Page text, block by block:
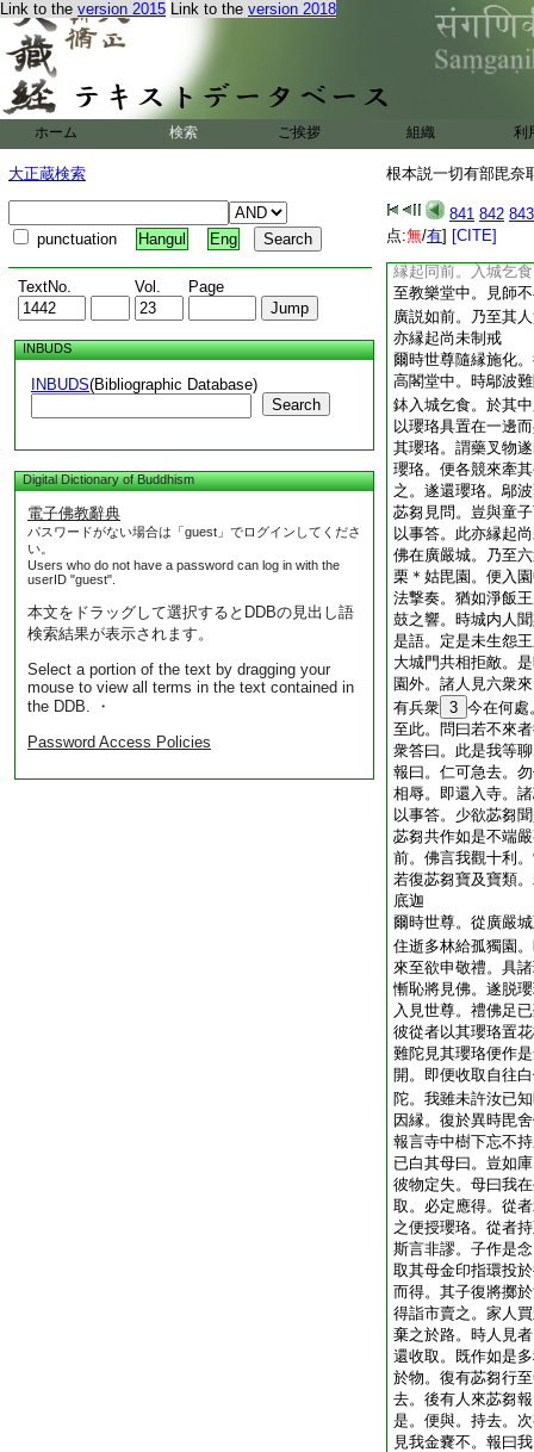
Link to the version 2015 Link to the version 2018
ホーム 検索 ご挨拶 組織 利
大正蔵検索
punctuation Hangul Eng
TextNo. Vol. Page
INBUDS
INBUDS(Bibliographic Database)
Search
Digital Dictionary of Buddhism
電子佛教辭典
パスワードがない場合は「guest」でログインしてくださ
い。
Users who do not have a password can log in with the
userID "guest".
本文をドラッグして選択するとDDBの見出し語
検索結果が表示されます。
Select a portion of the text by dragging your
mouse to view all terms in the text contained in
the DDB. ・
Password Access Policies
根本説一切有部毘奈
841 842 843
点:無/有] [CITE]
致恭敬。問曰汝等
我廢生業欲學技能
問其故。諸人具以
覓鄔波難陀。見已
波難陀報言。癡人
活命無束脩禮。其
勿致責。自今已去
之具。所得之物送
懷而住。親友見問
聞已便生譏議。沙
他教射之人遂至貧
縁起同前。入城乞
至教樂堂中。見師
廣説如前。乃至其
亦縁起尚未制戒
爾時世尊隨縁施化
高閣堂中。時鄔波
鉢入城乞食。於其
以瓔珞具置在一邊
其瓔珞。謂藥叉物
瓔珞。便各競來牽
之。遂還瓔珞。鄔
苾芻見問。豈與童
以事答。此亦縁起
佛在廣嚴城。乃至
栗＊姑毘園。便入
法撃奏。猶如淨飯
鼓之響。時城内人
是語。定是未生怨
大城門共相拒敵。
園外。諸人見六衆
有兵衆 3 今在何處
至此。問曰若不來
衆答曰。此是我等
報曰。仁可急去。
相辱。即還入寺。
以事答。少欲苾芻
苾芻共作如是不端
前。佛言我觀十利
若復苾芻寶及寶類
底迦
爾時世尊。從廣嚴
住逝多林給孤獨園
來至欲申敬禮。具
慚恥將見佛。遂脱
入見世尊。禮佛足
彼從者以其瓔珞置
難陀見其瓔珞便作
開。即便收取自往
陀。我雖未許汝已
因縁。復於異時毘
報言寺中樹下忘不
已白其母曰。豈如
彼物定失。母曰我
取。必定應得。從
之便授瓔珞。從者
斯言非謬。子作是
取其母金印指環投
而得。其子復將擲
得詣市賣之。家人
棄之於路。時人見
還收取。既作如是
於物。復有苾芻行
去。後有人來苾芻
是。便與。持去。
見我金嚢不。報曰